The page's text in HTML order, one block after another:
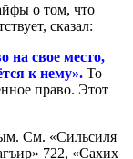
о том, что
сказал:
на свое место,
к нему». То
право. Этот
См. «Сильсиля
722, «Сахих